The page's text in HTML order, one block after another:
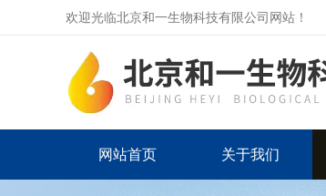
欢迎光临北京和一生物科技有限公司网站！
网站首页 关于我们